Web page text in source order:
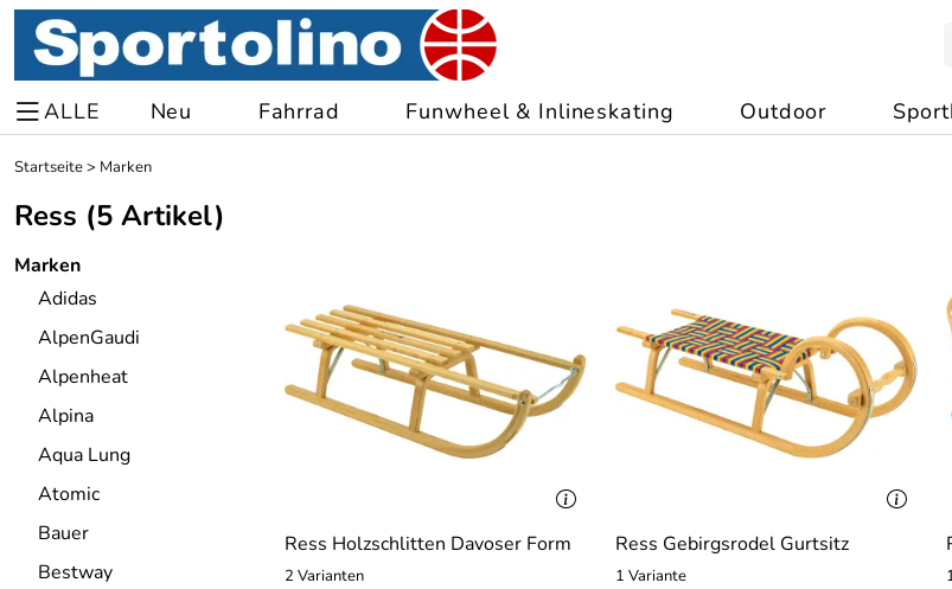
ALLE Neu Fahrrad Funwheel & Inlineskating Outdoor
Startseite> Marken
Ress (5 Artikel)
Marken
Adidas
AlpenGaudi
Alpenheat
Alpina
Aqua Lung
Atomic
Bauer
Bestway
Ress Holzschlitten Davoser Form
2 Varianten
Ress Gebirgsrodel Gurtsitz
1 Variante